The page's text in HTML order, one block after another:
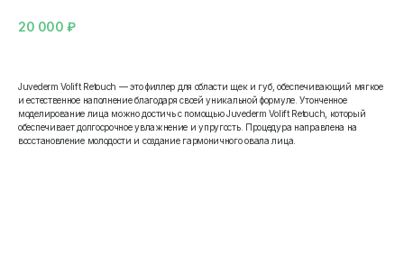
20 000 ₽
Juvederm Volift Retouch — это филлер для области щек и губ, обеспечивающий мягкое
и естественное наполнение благодаря своей уникальной формуле. Утонченное
моделирование лица можно достичь с помощью Juvederm Volift Retouch, который
обеспечивает долгосрочное увлажнение и упругость. Процедура направлена на
восстановление молодости и создание гармоничного овала лица.